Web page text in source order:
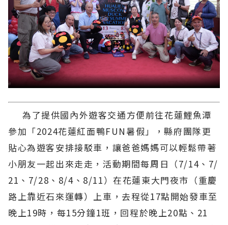
為了提供國內外遊客交通方便前往花蓮鯉魚潭
參加「2024花蓮紅面鴨FUN暑假」，縣府團隊更
貼心為遊客安排接駁車，讓爸爸媽媽可以輕鬆帶著
小朋友一起出來走走，活動期間每周日（7/14、7/
21、7/28、8/4、8/11）在花蓮東大門夜市（重慶
路上靠近石來運轉）上車，去程從17點開始發車至
晚上19時，每15分鐘1班，回程於晚上20點、21